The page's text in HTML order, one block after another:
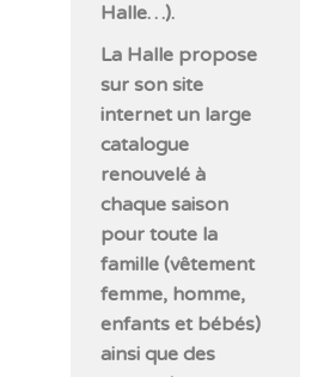
Halle…).
La Halle propose
sur son site
internet un large
catalogue
renouvelé à
chaque saison
pour toute la
famille (vêtement
femme, homme,
enfants et bébés)
ainsi que des